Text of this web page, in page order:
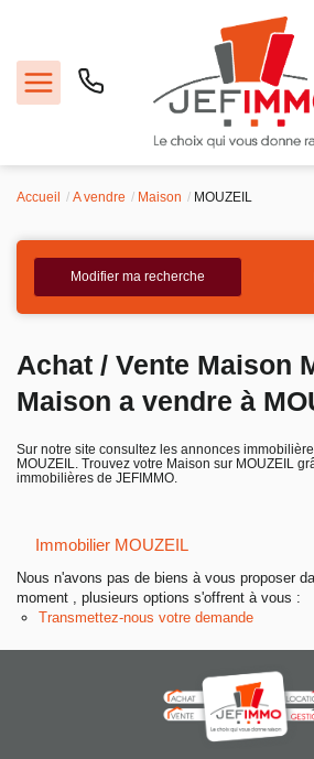
Louer
Faire gérer
Estimer
Nos agences
Accueil A vendre Maison MOUZEIL
Modifier ma recherche
Achat / Vente Maison
Maison a vendre à
Sur notre site consultez les annonces
MOUZEIL. Trouvez votre Maison sur MOUZEIL
immobilières de JEFIMMO.
Immobilier MOUZEIL
Nous n'avons pas de biens à vous proposer
moment , plusieurs options s'offrent à vous :
Transmettez-nous votre demande